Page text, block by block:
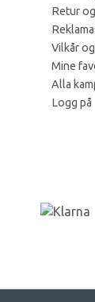
Retur
Vilkår
Mine
Alla
Logg på